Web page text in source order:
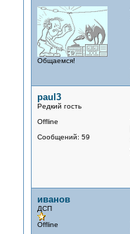
Общаемся!
paul3
Редкий гость
Offline
Сообщений: 59
иванов
ДСП
Offline